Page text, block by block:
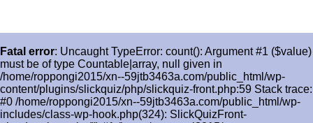
Fatal error: Uncaught TypeError: count(): Argument #1 ($value)
must be of type Countable|array, null given in
/home/roppongi2015/xn--59jtb3463a.com/public_html/wp-
content/plugins/slickquiz/php/slickquiz-front.php:59 Stack trace:
#0 /home/roppongi2015/xn--59jtb3463a.com/public_html/wp-
includes/class-wp-hook.php(324): SlickQuizFront-